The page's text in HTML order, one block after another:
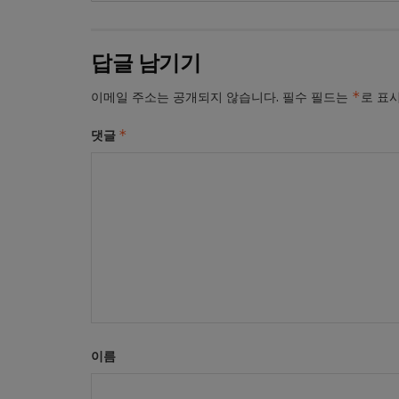
답글 남기기
이메일 주소는 공개되지 않습니다. 필수 필드는 *로 표
댓글 *
이름